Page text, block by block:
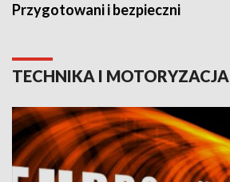
Przygotowani i bezpieczni
TECHNIKA I MOTORYZACJA